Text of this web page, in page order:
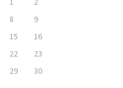
8
9
15
16
22
23
29
30